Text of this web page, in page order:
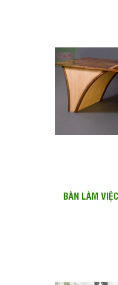
BÀN LÀM